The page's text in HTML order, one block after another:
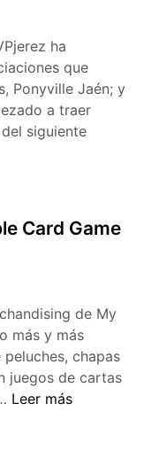
ha
que
Ponyville Jaén; y
a traer
siguiente
Card Game
de My
más y más
chapas
juegos de cartas
My
Leer más